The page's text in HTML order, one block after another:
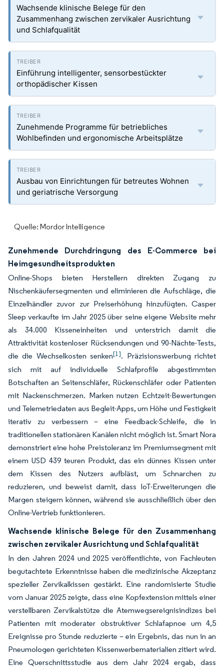
Wachsende klinische Belege für den
Zusammenhang zwischen zervikaler Ausrichtung
und Schlafqualität
Einführung intelligenter, sensorbestückter
orthopädischer Kissen
Zunehmende Programme für betriebliches
Wohlbefinden und ergonomische Arbeitsplätze
Ausbau von Einrichtungen für betreutes Wohnen
und geriatrische Versorgung
Quelle: Mordor Intelligence
Zunehmende Durchdringung des E-Commerce bei
Heimgesundheitsprodukten
Online-Shops bieten Herstellern direkten Zugang zu
Nischenkäufersegmenten und eliminieren die Aufschläge, die
Einzelhändler zuvor zur Preiserhöhung hinzufügten. Casper
Sleep verkaufte im Jahr 2025 über seine eigene Website mehr
als 34.000 Kisseneinheiten und unterstrich damit die
Attraktivität kostenloser Rücksendungen und 90-Nächte-Tests,
die die Wechselkosten senken[1]. Präzisionswerbung richtet
sich mit auf individuelle Schlafprofile abgestimmten
Botschaften an Seitenschläfer, Rückenschläfer oder Patienten
mit Nackenschmerzen. Marken nutzen Echtzeit-Bewertungen
und Telemetriedaten aus Begleit-Apps, um Höhe und Festigkeit
iterativ zu verbessern – eine Feedback-Schleife, die in
traditionellen stationären Kanälen nicht möglich ist. Smart Nora
demonstriert eine hohe Preistoleranz im Premiumsegment mit
einem USD 439 teuren Produkt, das ein dünnes Kissen unter
dem Kissen des Nutzers aufbläst, um Schnarchen zu
reduzieren, und beweist damit, dass IoT-Erweiterungen die
Margen steigern können, während sie ausschließlich über den
Online-Vertrieb funktionieren.
Wachsende klinische Belege für den Zusammenhang
zwischen zervikaler Ausrichtung und Schlafqualität
In den Jahren 2024 und 2025 veröffentlichte, von Fachleuten
begutachtete Erkenntnisse haben die medizinische Akzeptanz
spezieller Zervikalkissen gestärkt. Eine randomisierte Studie
vom Januar 2025 zeigte, dass eine Kopfextension mittels einer
verstellbaren Zervikalstütze die Atemwegsereignisindizes bei
Patienten mit moderater obstruktiver Schlafapnoe um 4,5
Ereignisse pro Stunde reduzierte – ein Ergebnis, das nun in an
Pneumologen gerichteten Kissenwerbematerialien zitiert wird.
Eine Querschnittsstudie aus dem Jahr 2024 ergab, dass